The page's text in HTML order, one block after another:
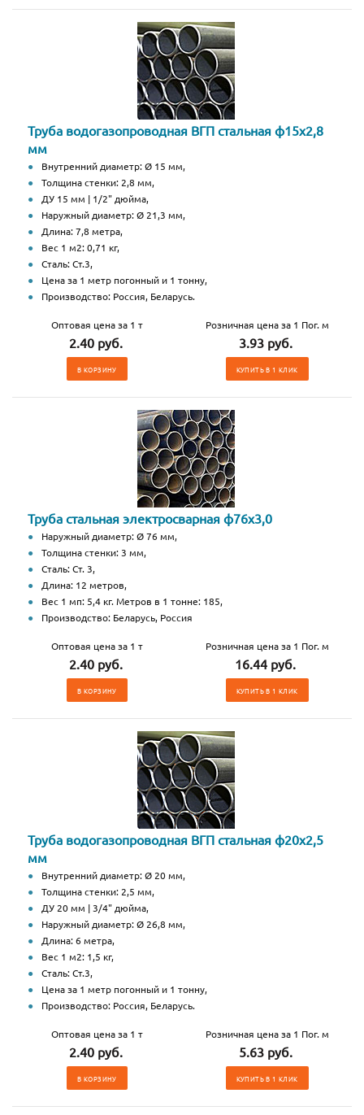
Труба водогазопроводная ВГП стальная ф15х2,8
мм
Внутренний диаметр: Ø 15 мм,
Толщина стенки: 2,8 мм,
ДУ 15 мм | 1/2" дюйма,
Наружный диаметр: Ø 21,3 мм,
Длина: 7,8 метра,
Вес 1 м2: 0,71 кг,
Сталь: Ст.3,
Цена за 1 метр погонный и 1 тонну,
Производство: Россия, Беларусь.
Оптовая цена за 1 т
2.40 руб.
В КОРЗИНУ
Розничная цена за 1 Пог. м
3.93 руб.
КУПИТЬ В 1 КЛИК
Труба стальная электросварная ф76х3,0
Наружный диаметр: Ø 76 мм,
Толщина стенки: 3 мм,
Сталь: Ст. 3,
Длина: 12 метров,
Вес 1 мп: 5,4 кг. Метров в 1 тонне: 185,
Производство: Беларусь, Россия
Оптовая цена за 1 т
2.40 руб.
В КОРЗИНУ
Розничная цена за 1 Пог. м
16.44 руб.
КУПИТЬ В 1 КЛИК
Труба водогазопроводная ВГП стальная ф20х2,5
мм
Внутренний диаметр: Ø 20 мм,
Толщина стенки: 2,5 мм,
ДУ 20 мм | 3/4" дюйма,
Наружный диаметр: Ø 26,8 мм,
Длина: 6 метра,
Вес 1 м2: 1,5 кг,
Сталь: Ст.3,
Цена за 1 метр погонный и 1 тонну,
Производство: Россия, Беларусь.
Оптовая цена за 1 т
2.40 руб.
В КОРЗИНУ
Розничная цена за 1 Пог. м
5.63 руб.
КУПИТЬ В 1 КЛИК